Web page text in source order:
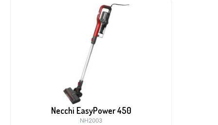
Necchi EasyPower 450
NH2003